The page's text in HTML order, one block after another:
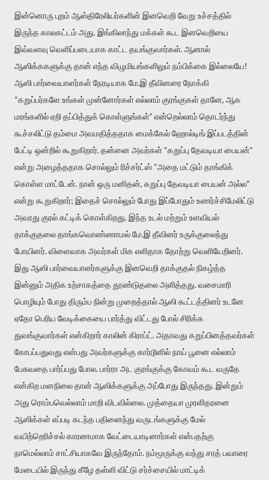
இன்னொரு புறம் ஆஸ்திரேலியர்களின் இனவெறி வேறு உச்சத்தில்
இருந்த காலகட்டம் அது. இங்கிலாந்து மக்கள் கூட இனவெறியை
இவ்வளவு வெளிப்படையாக காட்ட தயங்குவார்கள். ஆனால்
ஆஸிக்ககளுக்கு தான் எந்த விழுமியங்களிலும் நம்பிக்கை இல்லையே!
ஆஸி பார்வையாளர்கள் நேரடியாக மே.இ தீவினரை நோக்கி
“கறுப்பர்களே உங்கள் முன்னோர்கள் எல்லாம் குரங்குகள் தானே, ஆக
மரங்களில் ஏறி தப்பித்துக் கொள்ளுங்கள்” என்றெல்லாம் தொடர்ந்து
கூச்சலிட்டு தம்மை அவமதித்ததாக மைக்கேல் ஹோல்டிங் இப்படத்தின்
பேட்டி ஒன்றில் கூறுகிறார். தன்னை அவர்கள் “கறுப்பு தேவடியா பையன்”
என்று அழைத்ததாக சொல்லும் ரிச்சர்ட்ஸ் “அதை மட்டும் தாங்கிக்
கொள்ள மாட்டேன். நான் ஒரு மனிதன், கறுப்பு தேவடியா பையன் அல்ல”
என்று கூறுகிறார்; இதைச் சொல்லும் போது இப்போதும் உணர்ச்சிமேலிட்டு
அவரது குரல் கட்டிக் கொள்கிறது. இந்த உடல் மற்றும் உளவியல்
தாக்குதலை தாங்கவொண்ணாமல் மே.இ தீவினர் உருக்குலைந்து
போயினர். விளைவாக அவர்கள் மிக எளிதாக தோற்று வெளியேறினர்.
இது ஆஸி பார்வையாளர்களுக்கு இனவெறி தாக்குதல் நிகழ்த்த
இன்னும் அதிக உற்சாகத்தை தூண்டுதலை அளித்தது. வசைமாரி
பொழியும் போது திரும்ப நின்று முறைத்தால் ஆஸி கூட்டத்தினர் உடனே
ஏதோ பெரிய வேடிக்கையை பார்த்து விட்டது போல் சிரிக்க
துவங்குவார்கள் என்கிறார் காலின் கிராப்ட். அதாவது கறுப்பினத்தவர்கள்
கோபப்பதுவது என்பது அவர்களுக்கு கார்டூனில் நாய் பூனை எல்லாம்
பேசுவதை பார்ப்பது போல. பார்ரா அட குரங்குக்கு கோவம் கூட வருதே
என்கிற மனநிலை தான் ஆஸிக்களுக்கு அப்போது இருந்தது. இன்றும்
அது ரொம்பவெல்லாம் மாறி விடவில்லை. முத்தையா முரளிதரனை
ஆஸிக்கள் எப்படி கடந்த பதினைந்து வருடங்களுக்கு மேல்
வயிற்றெரிச்சல் காரணமாக வேட்டையாடினார்கள் என்பதற்கு
நாமெல்லாம் சாட்சியாகவே இருந்தோம். நம்மூருக்கு வந்து சரத் பவாரை
மேடையில் இருந்து கீழே தள்ளி விட்டு சர்ச்சையில் மாட்டிக்